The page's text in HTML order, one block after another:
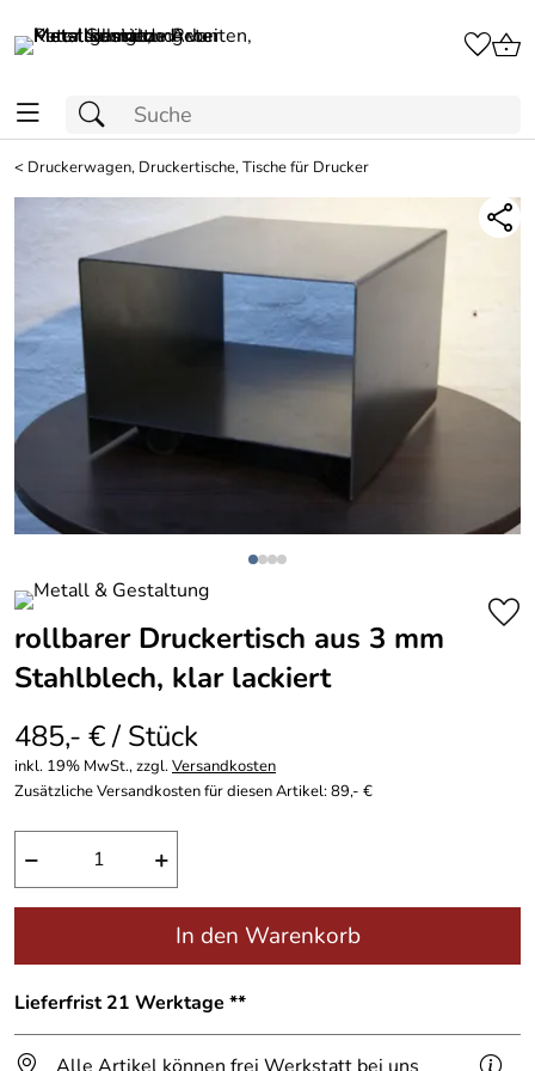
< Druckerwagen, Druckertische, Tische für Drucker
rollbarer Druckertisch aus 3 mm
Stahlblech, klar lackiert
485,- € / Stück
inkl. 19% MwSt., zzgl.Versandkosten
Zusätzliche Versandkosten für diesen Artikel: 89,- €
− +
In den Warenkorb
Lieferfrist 21 Werktage **